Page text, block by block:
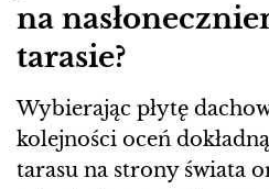
na
tarasie?
Wybierając płytę
kolejności oceń
tarasu na strony świata